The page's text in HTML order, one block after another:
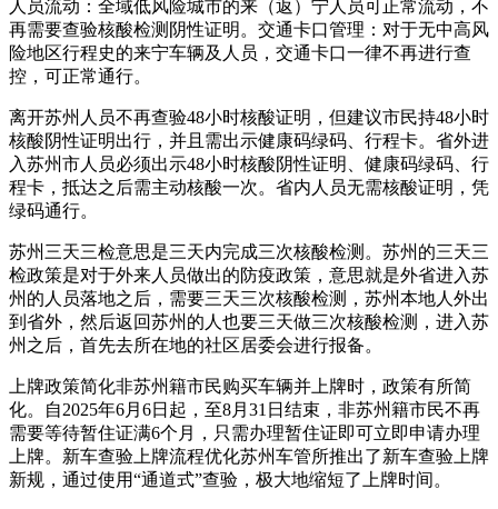
人员流动：全域低风险城市的来（返）宁人员可正常流动，不
再需要查验核酸检测阴性证明。交通卡口管理：对于无中高风
险地区行程史的来宁车辆及人员，交通卡口一律不再进行查
控，可正常通行。
离开苏州人员不再查验48小时核酸证明，但建议市民持48小时
核酸阴性证明出行，并且需出示健康码绿码、行程卡。省外进
入苏州市人员必须出示48小时核酸阴性证明、健康码绿码、行
程卡，抵达之后需主动核酸一次。省内人员无需核酸证明，凭
绿码通行。
苏州三天三检意思是三天内完成三次核酸检测。苏州的三天三
检政策是对于外来人员做出的防疫政策，意思就是外省进入苏
州的人员落地之后，需要三天三次核酸检测，苏州本地人外出
到省外，然后返回苏州的人也要三天做三次核酸检测，进入苏
州之后，首先去所在地的社区居委会进行报备。
上牌政策简化非苏州籍市民购买车辆并上牌时，政策有所简
化。自2025年6月6日起，至8月31日结束，非苏州籍市民不再
需要等待暂住证满6个月，只需办理暂住证即可立即申请办理
上牌。新车查验上牌流程优化苏州车管所推出了新车查验上牌
新规，通过使用“通道式”查验，极大地缩短了上牌时间。